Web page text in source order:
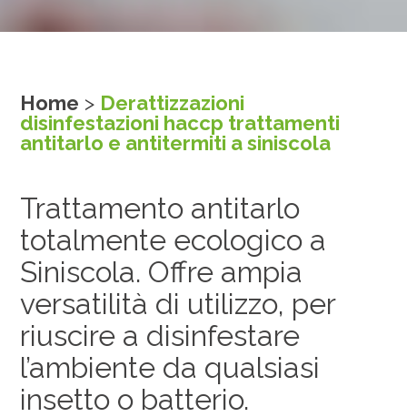
Home > Derattizzazioni
disinfestazioni haccp trattamenti
antitarlo e antitermiti a siniscola
Trattamento antitarlo
totalmente ecologico a
Siniscola. Offre ampia
versatilità di utilizzo, per
riuscire a disinfestare
l’ambiente da qualsiasi
insetto o batterio.